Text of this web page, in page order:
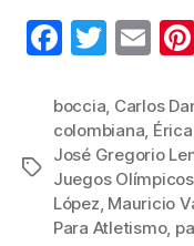
F
c
e
b
o
T
tt
er
E
ail
Etiquetas
boccia, Carlos
colombiana,
José Gregorio
Juegos Olímpicos
López, Mauricio
Para Atletismo,